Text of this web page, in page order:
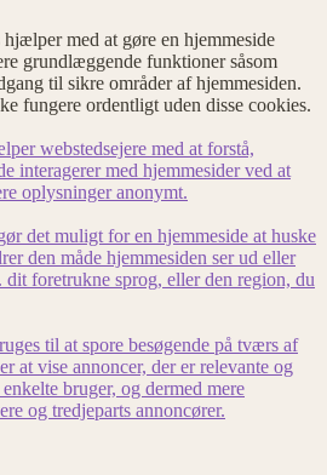
med at gøre en hjemmeside
grundlæggende funktioner såsom
til sikre områder af hjemmesiden.
fungere ordentligt uden disse cookies.
webstedsejere med at forstå,
interagerer med hjemmesider ved at
oplysninger anonymt.
det muligt for en hjemmeside at huske
den måde hjemmesiden ser ud eller
dit foretrukne sprog, eller den region, du
til at spore besøgende på tværs af
at vise annoncer, der er relevante og
bruger, og dermed mere
og tredjeparts annoncører.